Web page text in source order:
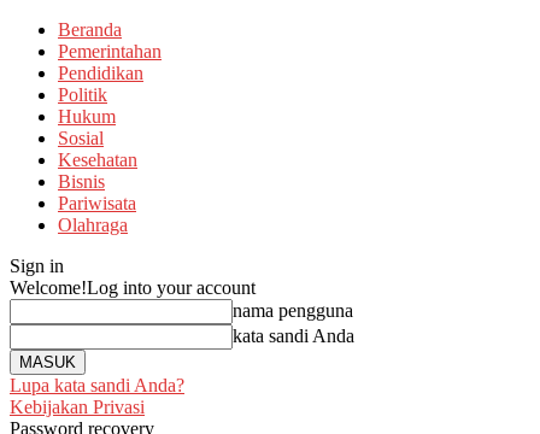
Beranda
Pemerintahan
Pendidikan
Politik
Hukum
Sosial
Kesehatan
Bisnis
Pariwisata
Olahraga
Sign in
Welcome!Log into your account
nama pengguna
kata sandi Anda
Lupa kata sandi Anda?
Kebijakan Privasi
Password recovery